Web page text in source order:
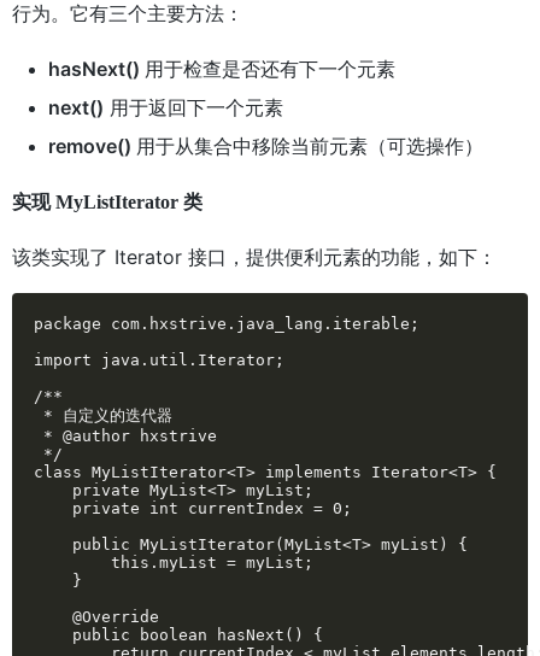
行为。它有三个主要方法：
hasNext() 用于检查是否还有下一个元素
next() 用于返回下一个元素
remove() 用于从集合中移除当前元素（可选操作）
实现 MyListIterator 类
该类实现了 Iterator 接口，提供便利元素的功能，如下：
package com.hxstrive.java_lang.iterable;
import java.util.Iterator;
/**
* 自定义的迭代器
* @author hxstrive
*/
class MyListIterator<T> implements Iterator<T> {
private MyList<T> myList;
private int currentIndex = 0;
public MyListIterator(MyList<T> myList) {
this.myList = myList;
}
@Override
public boolean hasNext() {